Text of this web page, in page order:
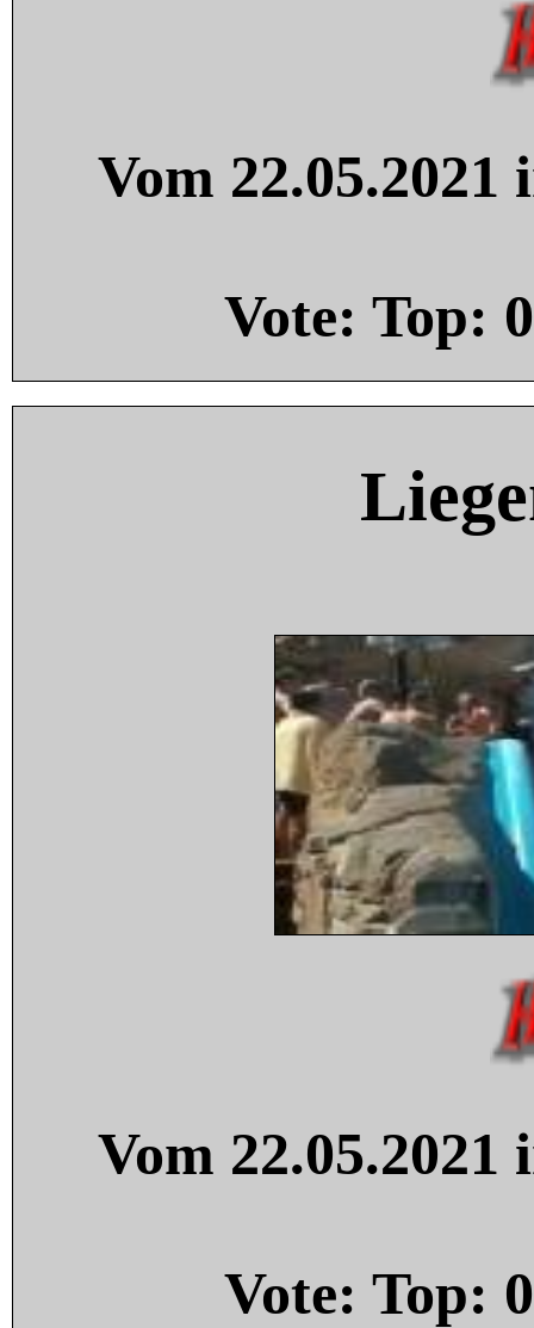
Vom
Vote: Top: 0
Vom
Vote: Top: 0